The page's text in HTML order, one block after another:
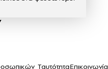
ΤαυτότηταΕπικοινωνία